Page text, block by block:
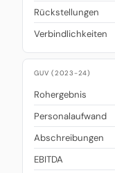
Rückstellungen
Verbindlichkeiten
GUV (2023-24)
Rohergebnis
Personalaufwand
Abschreibungen
EBITDA